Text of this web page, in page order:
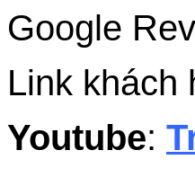
Google
Link khách
Youtube: